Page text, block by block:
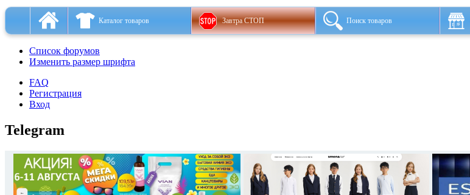
Каталог товаров Завтра СТОП Поиск товаров
Список форумов
Изменить размер шрифта
FAQ
Регистрация
Вход
Telegram